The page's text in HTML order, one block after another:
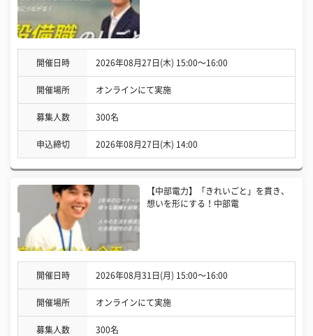
開催日時 2026年08月27日(木) 15:00〜16:00
開催場所 オンラインにて実施
募集人数 300名
申込締切 2026年08月27日(木) 14:00
【中部電力】「きれいごと」を貫き、
想いを形にする！中部電
開催日時 2026年08月31日(月) 15:00〜16:00
開催場所 オンラインにて実施
募集人数 300名